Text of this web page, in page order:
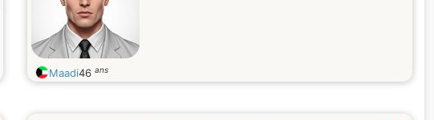
Maadi46 ans